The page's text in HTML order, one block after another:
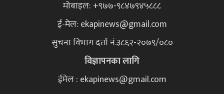
मोबाइल: +९७७-९८४७९४५८८८
ई-मेल: ekapinews@gmail.com
सुचना विभाग दर्ता नं.३८६२-२०७९/०८०
विज्ञापनका लागि
ईमेल : ekapinews@gmail.com